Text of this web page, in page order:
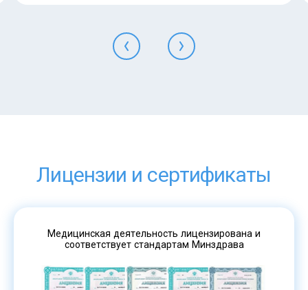
Лицензии и сертификаты
Медицинская деятельность лицензирована и
соответствует стандартам Минздрава